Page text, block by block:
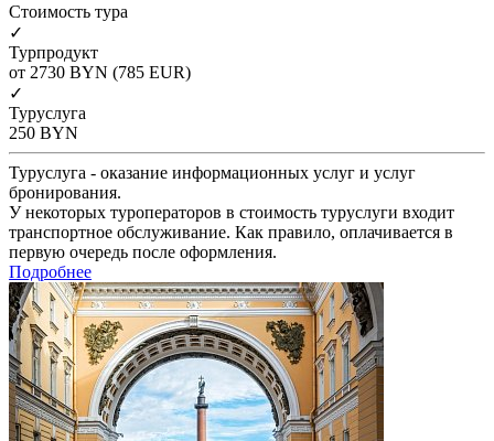
Cтоимость тура
✓
Турпродукт
от 2730 BYN (785 EUR)
✓
Туруслуга
250 BYN
Туруслуга - оказание информационных услуг и услуг
бронирования.
У некоторых туроператоров в стоимость туруслуги входит
транспортное обслуживание. Как правило, оплачивается в
первую очередь после оформления.
Подробнее